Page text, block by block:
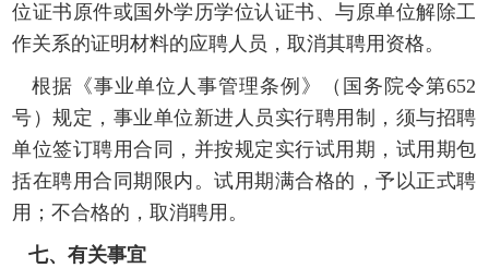
位证书原件或国外学历学位认证书、与原单位解除工
作关系的证明材料的应聘人员，取消其聘用资格。
根据《事业单位人事管理条例》（国务院令第652
号）规定，事业单位新进人员实行聘用制，须与招聘
单位签订聘用合同，并按规定实行试用期，试用期包
括在聘用合同期限内。试用期满合格的，予以正式聘
用；不合格的，取消聘用。
七、有关事宜